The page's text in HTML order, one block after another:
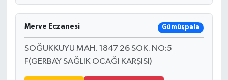
Merve Eczanesi Gümüşpala
SOĞUKKUYU MAH. 1847 26 SOK. NO:5
F(GERBAY SAĞLIK OCAĞI KARŞISI)